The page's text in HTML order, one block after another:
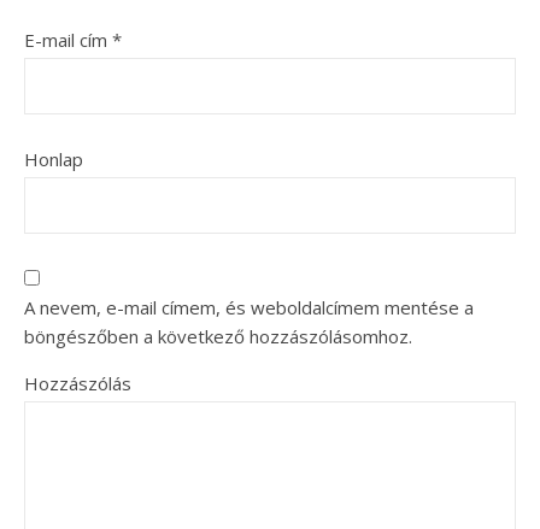
E-mail cím *
Honlap
A nevem, e-mail címem, és weboldalcímem mentése a
böngészőben a következő hozzászólásomhoz.
Hozzászólás